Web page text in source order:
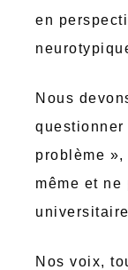
en
Nous
questionner
problème
même et
Nos voix,